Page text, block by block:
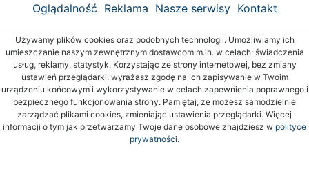
Oglądalność Reklama Nasze serwisy Kontakt
Używamy plików cookies oraz podobnych technologii. Umożliwiamy ich
umieszczanie naszym zewnętrznym dostawcom m.in. w celach: świadczenia
usług, reklamy, statystyk. Korzystając ze strony internetowej, bez zmiany
ustawień przeglądarki, wyrażasz zgodę na ich zapisywanie w Twoim
urządzeniu końcowym i wykorzystywanie w celach zapewnienia poprawnego i
bezpiecznego funkcjonowania strony. Pamiętaj, że możesz samodzielnie
zarządzać plikami cookies, zmieniając ustawienia przeglądarki. Więcej
informacji o tym jak przetwarzamy Twoje dane osobowe znajdziesz w polityce
prywatności.